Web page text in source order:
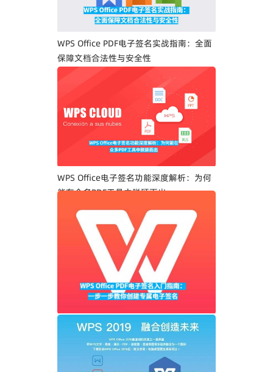
WPS Office PDF电子签名实战指南：全面
保障文档合法性与安全性
WPS Office电子签名功能深度解析：为何
能在众多PDF工具中脱颖而出
WPS Office PDF电子签名入门指南：一步
一步教你创建专属电子签名